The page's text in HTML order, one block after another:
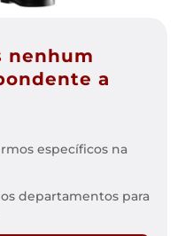
nenhum
a
específicos na
departamentos para